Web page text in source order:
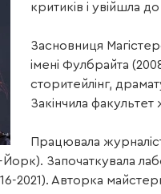
критиків і увійшла
Засновниця
імені Фулбрайта
сторитейлінг,
Закінчила
Працювала
Започаткувала
2021). Авторка